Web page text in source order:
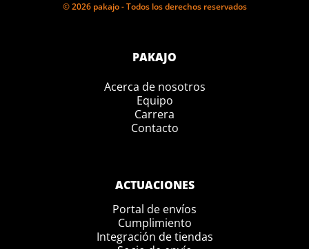
© 2026 pakajo - Todos los derechos reservados
PAKAJO
Acerca de nosotros
Equipo
Carrera
Contacto
ACTUACIONES
Portal de envíos
Cumplimiento
Integración de tiendas